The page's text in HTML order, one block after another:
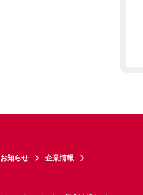
お知らせ 企業情報